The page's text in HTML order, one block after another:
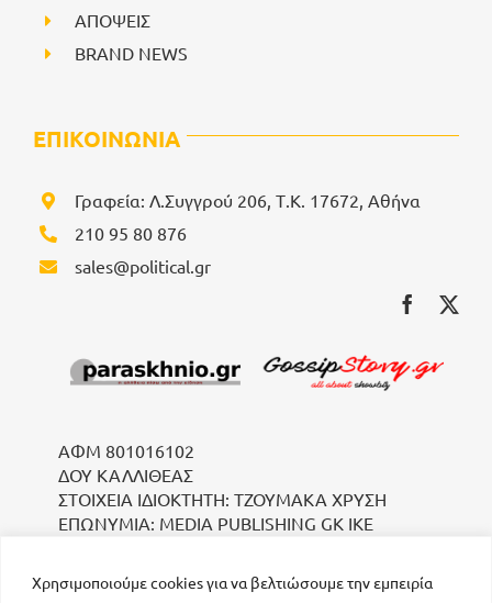
Χρησιμοποιούμε cookies για να βελτιώσουμε την εμπειρία
ΑΠΟΨΕΙΣ
BRAND NEWS
ΕΠΙΚΟΙΝΩΝΙΑ
Γραφεία: Λ.Συγγρού 206, Τ.Κ. 17672, Αθήνα
210 95 80 876
sales@political.gr
ΑΦΜ 801016102
ΔΟΥ ΚΑΛΛΙΘΕΑΣ
ΣΤΟΙΧΕΙΑ ΙΔΙΟΚΤΗΤΗ: ΤΖΟΥΜΑΚΑ ΧΡΥΣΗ
ΕΠΩΝΥΜΙΑ: MEDIA PUBLISHING GK IKE